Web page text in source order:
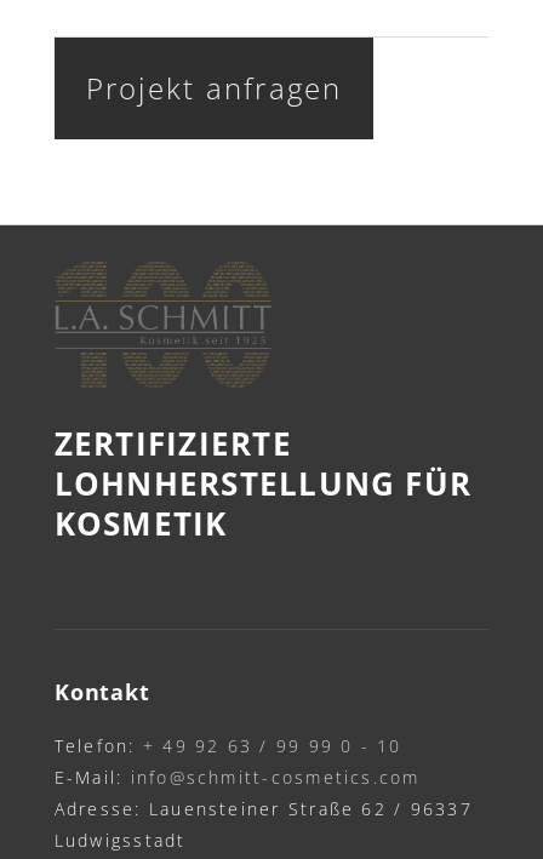
Projekt anfragen
ZERTIFIZIERTE
LOHNHERSTELLUNG FÜR
KOSMETIK
Kontakt
Telefon: + 49 92 63 / 99 99 0 - 10
E-Mail: info@schmitt-cosmetics.com
Adresse: Lauensteiner Straße 62 / 96337
Ludwigsstadt